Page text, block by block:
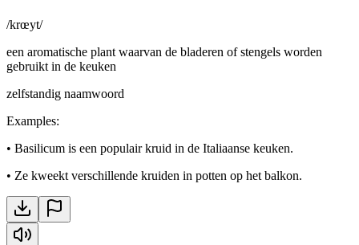
/krœyt/
een aromatische plant waarvan de bladeren of stengels worden
gebruikt in de keuken
zelfstandig naamwoord
Examples:
• Basilicum is een populair kruid in de Italiaanse keuken.
• Ze kweekt verschillende kruiden in potten op het balkon.